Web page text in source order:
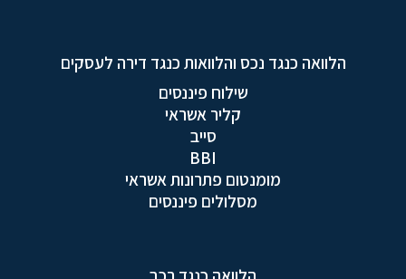
הלוואה כנגד נכס והלוואות כנגד דירה לעסקים
שילוח פיננסים
קליר אשראי
סייב
BBI
מומנטום פתרונות אשראי
מסלולים פיננסים